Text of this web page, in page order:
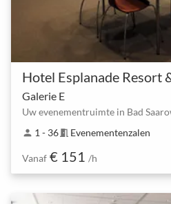
Hotel Esplanade Resort
Galerie E
Uw evenementruimte in Bad
person 1 - 36meeting_room Evenementenzalen
Vanaf € 151 /h